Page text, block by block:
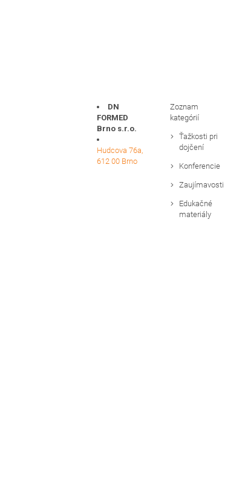
DN
FORMED
Brno s.r.o.
Hudcova 76a,
612 00 Brno
Zoznam
kategórií
Ťažkosti pri
dojčení
Konferencie
Zaujímavosti
Edukačné
materiály